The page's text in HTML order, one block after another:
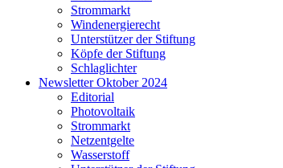
Strommarkt
Windenergierecht
Unterstützer der Stiftung
Köpfe der Stiftung
Schlaglichter
Newsletter Oktober 2024
Editorial
Photovoltaik
Strommarkt
Netzentgelte
Wasserstoff